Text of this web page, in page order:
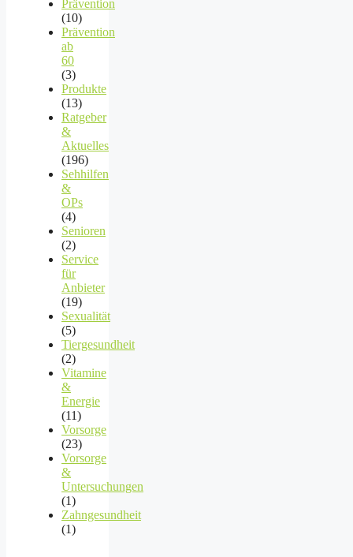
Prävention
(10)
Prävention
ab
60
(3)
Produkte
(13)
Ratgeber
&
Aktuelles
(196)
Sehhilfen
&
OPs
(4)
Senioren
(2)
Service
für
Anbieter
(19)
Sexualität
(5)
Tiergesundheit
(2)
Vitamine
&
Energie
(11)
Vorsorge
(23)
Vorsorge
&
Untersuchungen
(1)
Zahngesundheit
(1)